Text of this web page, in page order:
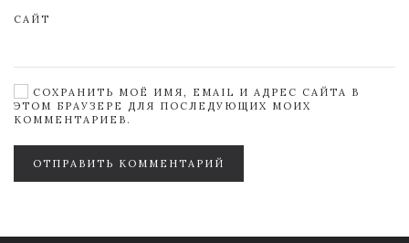
САЙТ
СОХРАНИТЬ МОЁ ИМЯ, EMAIL И АДРЕС САЙТА В
ЭТОМ БРАУЗЕРЕ ДЛЯ ПОСЛЕДУЮЩИХ МОИХ
КОММЕНТАРИЕВ.
ОТПРАВИТЬ КОММЕНТАРИЙ